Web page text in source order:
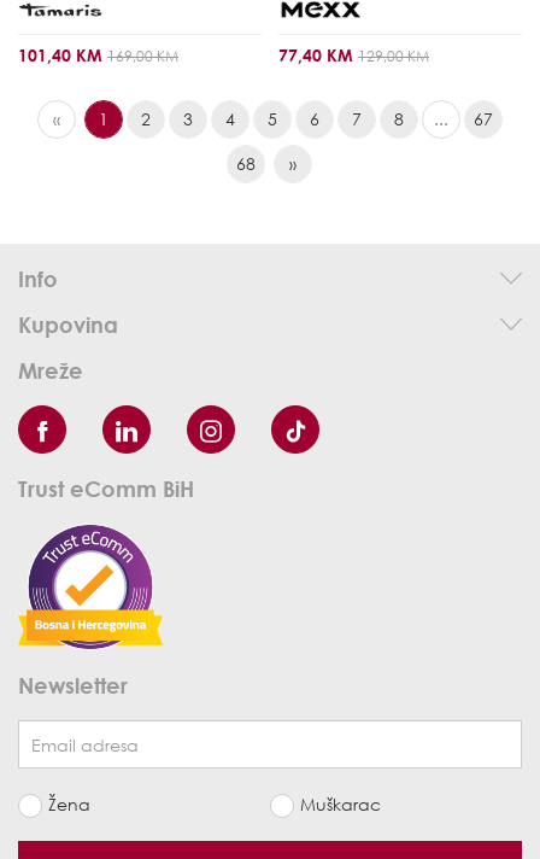
101,40 KM 169,00 KM 77,40 KM 129,00 KM
« 1 2 3 4 5 6 7 8 ... 67
68 »
Info
Kupovina
Mreže
Trust eComm BiH
Newsletter
Žena Muškarac